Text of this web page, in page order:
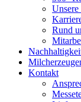
Rund
Kontakt